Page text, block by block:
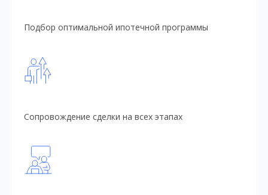
Подбор оптимальной ипотечной программы
Сопровождение сделки на всех этапах